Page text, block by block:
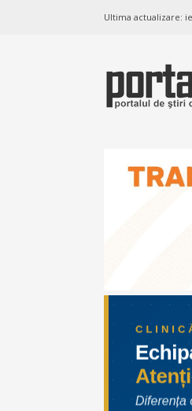
Ultima actualizare: